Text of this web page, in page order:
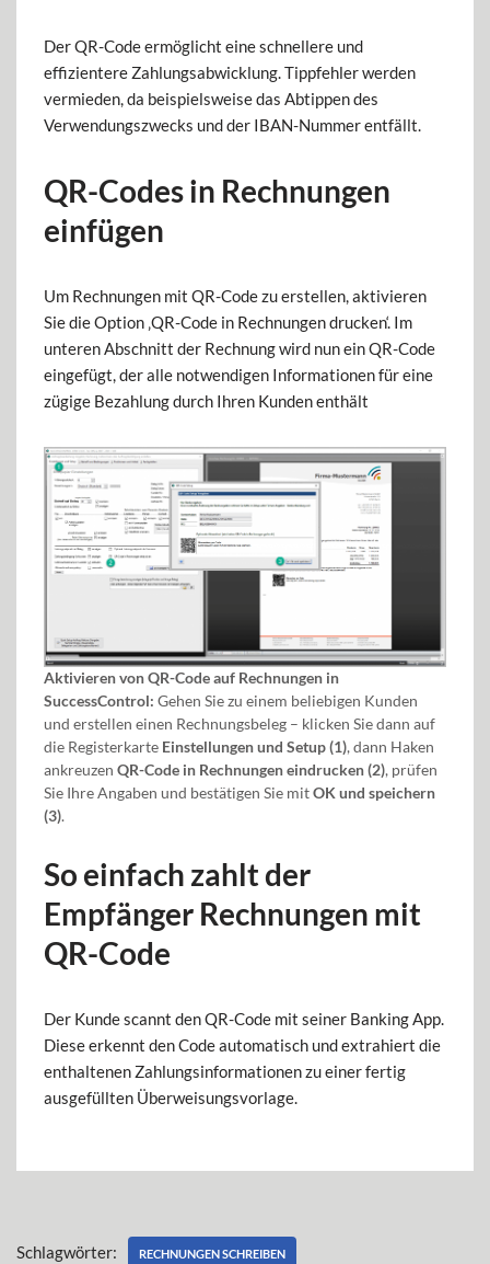
Der QR-Code ermöglicht eine schnellere und
effizientere Zahlungsabwicklung. Tippfehler werden
vermieden, da beispielsweise das Abtippen des
Verwendungszwecks und der IBAN-Nummer entfällt.
QR-Codes in Rechnungen
einfügen
Um Rechnungen mit QR-Code zu erstellen, aktivieren
Sie die Option ‚QR-Code in Rechnungen drucken‘. Im
unteren Abschnitt der Rechnung wird nun ein QR-Code
eingefügt, der alle notwendigen Informationen für eine
zügige Bezahlung durch Ihren Kunden enthält
Aktivieren von QR-Code auf Rechnungen in
SuccessControl: Gehen Sie zu einem beliebigen Kunden
und erstellen einen Rechnungsbeleg – klicken Sie dann auf
die Registerkarte Einstellungen und Setup (1), dann Haken
ankreuzen QR-Code in Rechnungen eindrucken (2), prüfen
Sie Ihre Angaben und bestätigen Sie mitOK und speichern
(3).
So einfach zahlt der
Empfänger Rechnungen mit
QR-Code
Der Kunde scannt den QR-Code mit seiner Banking App.
Diese erkennt den Code automatisch und extrahiert die
enthaltenen Zahlungsinformationen zu einer fertig
ausgefüllten Überweisungsvorlage.
Schlagwörter: RECHNUNGEN SCHREIBEN